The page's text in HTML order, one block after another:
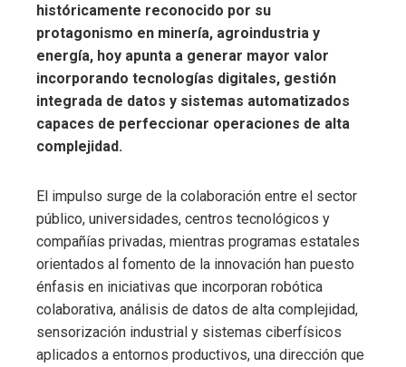
históricamente reconocido por su
protagonismo en minería, agroindustria y
energía, hoy apunta a generar mayor valor
incorporando tecnologías digitales, gestión
integrada de datos y sistemas automatizados
capaces de perfeccionar operaciones de alta
complejidad.
El impulso surge de la colaboración entre el sector
público, universidades, centros tecnológicos y
compañías privadas, mientras programas estatales
orientados al fomento de la innovación han puesto
énfasis en iniciativas que incorporan robótica
colaborativa, análisis de datos de alta complejidad,
sensorización industrial y sistemas ciberfísicos
aplicados a entornos productivos, una dirección que